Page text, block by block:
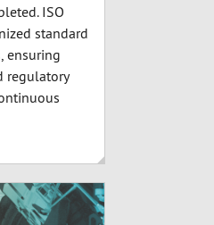
ISO
standard
ensuring
regulatory